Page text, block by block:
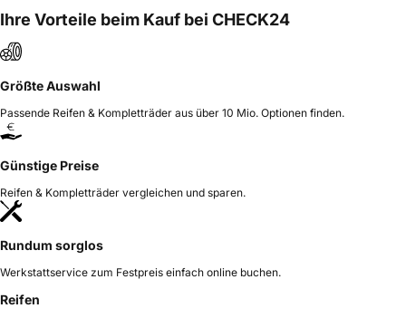
Ihre Vorteile beim Kauf bei CHECK24
Größte Auswahl
Passende Reifen & Kompletträder aus über 10 Mio. Optionen finden.
Günstige Preise
Reifen & Kompletträder vergleichen und sparen.
Rundum sorglos
Werkstattservice zum Festpreis einfach online buchen.
Reifen